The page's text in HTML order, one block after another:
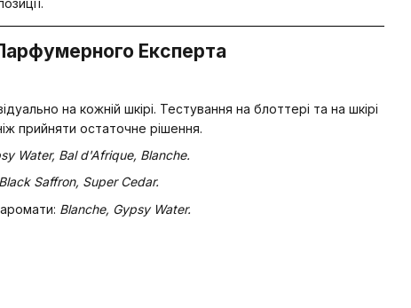
Експерта
на кожній шкірі. Тестування на блоттері та на шкірі
прийняти остаточне рішення.
Water, Bal d'Afrique, Blanche.
Black Saffron, Super Cedar.
Blanche, Gypsy Water.